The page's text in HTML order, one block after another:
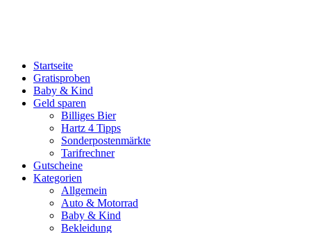
Startseite
Gratisproben
Baby & Kind
Geld sparen
Billiges Bier
Hartz 4 Tipps
Sonderpostenmärkte
Tarifrechner
Gutscheine
Kategorien
Allgemein
Auto & Motorrad
Baby & Kind
Bekleidung